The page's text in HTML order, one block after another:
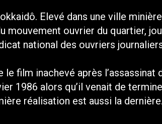
Elevé dans une ville
mouvement ouvrier du quartier,
national des ouvriers
le film inachevé après l’assassinat
1986 alors qu’il venait de
réalisation est aussi la dernière.